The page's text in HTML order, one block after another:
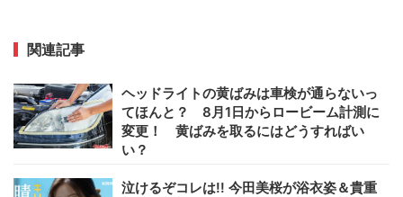
関連記事
ヘッドライトの黄ばみは車検が通らないっ
てほんと？ 8月1日からロービーム計測に
変更！ 黄ばみを取るにはどうすればい
い？
泣けるぞコレは!! 今田美桜が浴衣姿＆貴重